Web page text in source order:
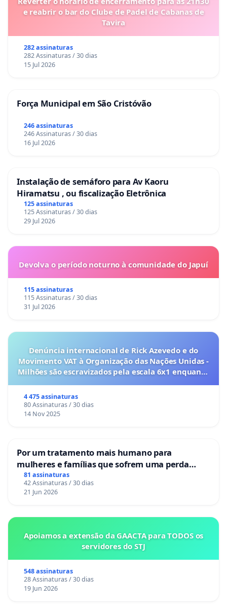
e reabrir o bar do Clube de Padel de Cabanas de
Tavira
282 assinaturas
282 Assinaturas / 30 dias
15 Jul 2026
Força Municipal em São Cristóvão
246 assinaturas
246 Assinaturas / 30 dias
16 Jul 2026
Instalação de semáforo para Av Kaoru
Hiramatsu , ou fiscalização Eletrônica
125 assinaturas
125 Assinaturas / 30 dias
29 Jul 2026
Devolva o período noturno à comunidade do Japuí
115 assinaturas
115 Assinaturas / 30 dias
31 Jul 2026
Denúncia internacional de Rick Azevedo e do
Movimento VAT à Organização das Nações Unidas -
Milhões são escravizados pela escala 6x1 enquanto
4 475 assinaturas
80 Assinaturas / 30 dias
14 Nov 2025
Por um tratamento mais humano para
mulheres e famílias que sofrem uma perda
gestacional nos hospitais portugueses
81 assinaturas
42 Assinaturas / 30 dias
21 Jun 2026
Apoiamos a extensão da GAACTA para TODOS os
servidores do STJ
548 assinaturas
28 Assinaturas / 30 dias
19 Jun 2026